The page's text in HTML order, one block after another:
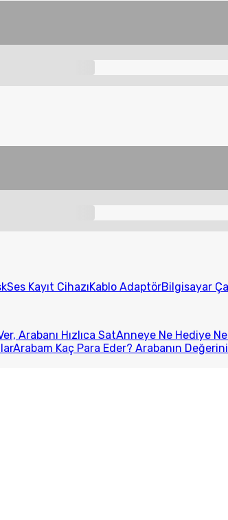
Ses Kayıt CihazıKablo AdaptörBilgisayar
Arabanı Hızlıca SatAnneye Ne Hediye
Arabam Kaç Para Eder? Arabanın